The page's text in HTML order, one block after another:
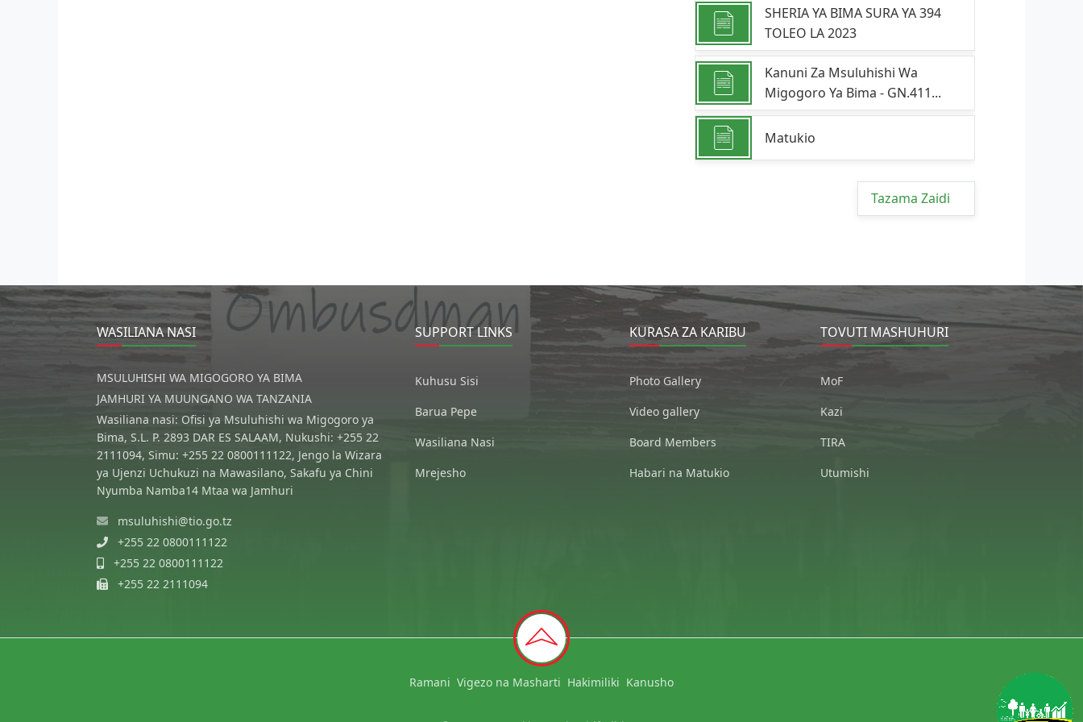
SHERIA YA BIMA SURA YA 394
TOLEO LA 2023
Kanuni Za Msuluhishi Wa
Migogoro Ya Bima - GN.411...
Matukio
Tazama Zaidi
WASILIANA NASI
MSULUHISHI WA MIGOGORO YA BIMA
JAMHURI YA MUUNGANO WA TANZANIA
Wasiliana nasi: Ofisi ya Msuluhishi wa Migogoro ya
Bima, S.L. P. 2893 DAR ES SALAAM, Nukushi: +255 22
2111094, Simu: +255 22 0800111122, Jengo la Wizara
ya Ujenzi Uchukuzi na Mawasilano, Sakafu ya Chini
Nyumba Namba14 Mtaa wa Jamhuri
msuluhishi@tio.go.tz
+255 22 0800111122
+255 22 0800111122
+255 22 2111094
SUPPORT LINKS
Kuhusu Sisi
Barua Pepe
Wasiliana Nasi
Mrejesho
KURASA ZA KARIBU
Photo Gallery
Video gallery
Board Members
Habari na Matukio
TOVUTI MASHUHURI
MoF
Kazi
TIRA
Utumishi
Ramani Vigezo na Masharti Hakimiliki Kanusho